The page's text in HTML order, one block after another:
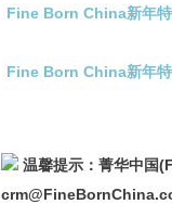
Fine Born China新年
Fine Born China新年
温馨提示：菁华中国